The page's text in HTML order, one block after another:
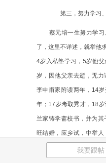
第三，努力学习
蔡元培一生努力学
了，这里不详述，就举他
4岁入私塾学习， 5岁他父
岁，因他父亲去逝，无力
李申甫家附读两年， 14岁
年； 17岁考取秀才， 18岁
兰家铸学斋校书，并为
旺结婚，应乡试，中举人
任《上虞县志》总纂；26
我要跟帖